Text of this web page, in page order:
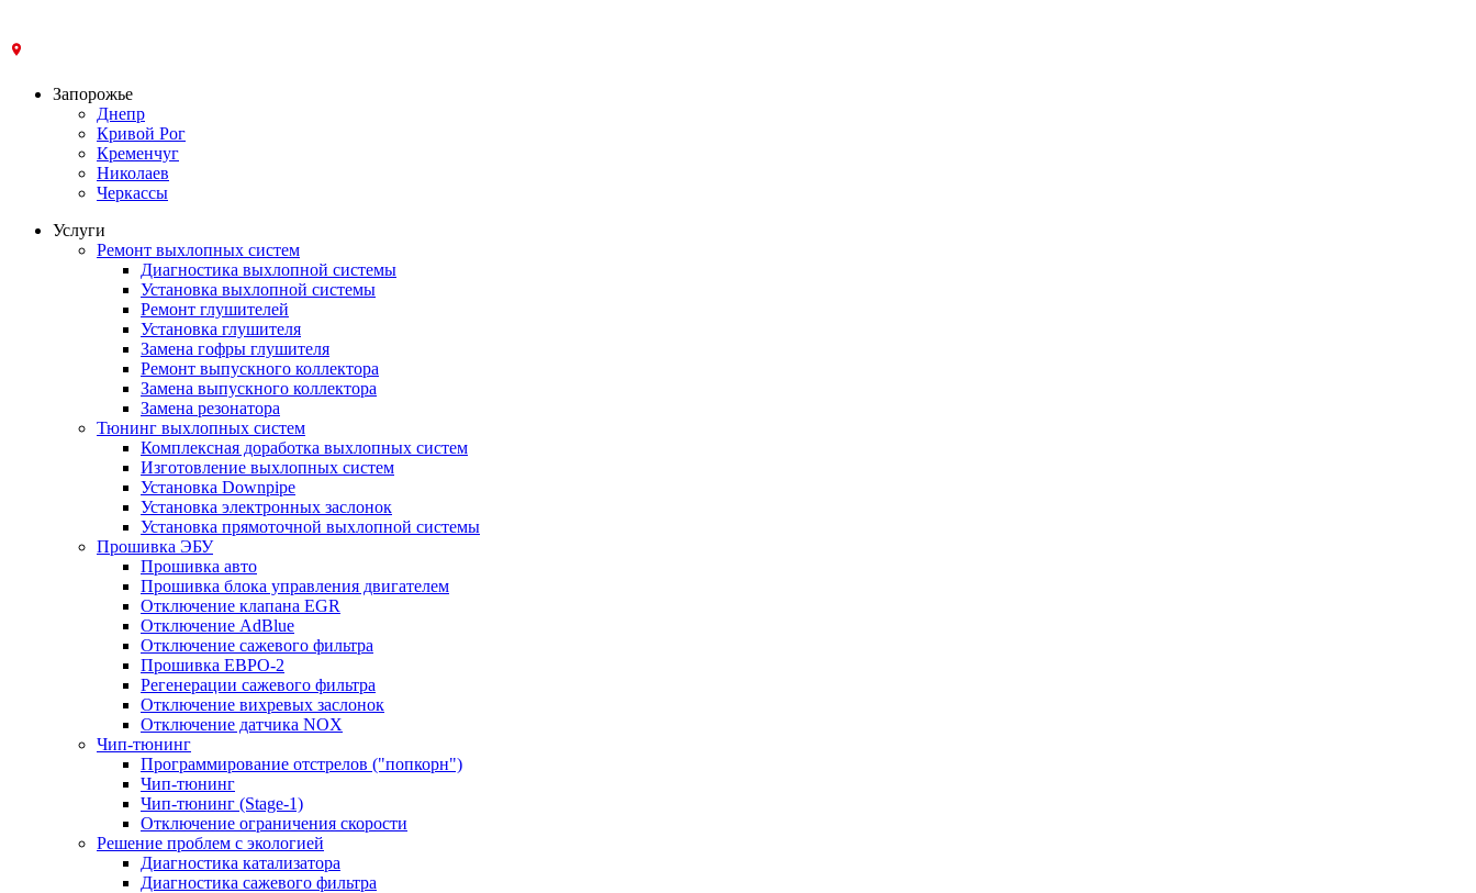
Запорожье
Днепр
Кривой Рог
Кременчуг
Николаев
Черкассы
Услуги
Ремонт выхлопных систем
Диагностика выхлопной системы
Установка выхлопной системы
Ремонт глушителей
Установка глушителя
Замена гофры глушителя
Ремонт выпускного коллектора
Замена выпускного коллектора
Замена резонатора
Тюнинг выхлопных систем
Комплексная доработка выхлопных систем
Изготовление выхлопных систем
Установка Downpipe
Установка электронных заслонок
Установка прямоточной выхлопной системы
Прошивка ЭБУ
Прошивка авто
Прошивка блока управления двигателем
Отключение клапана EGR
Отключение AdBlue
Отключение сажевого фильтра
Прошивка ЕВРО-2
Регенерации сажевого фильтра
Отключение вихревых заслонок
Отключение датчика NOX
Чип-тюнинг
Программирование отстрелов ("попкорн")
Чип-тюнинг
Чип-тюнинг (Stage-1)
Отключение ограничения скорости
Решение проблем с экологией
Диагностика катализатора
Диагностика сажевого фильтра